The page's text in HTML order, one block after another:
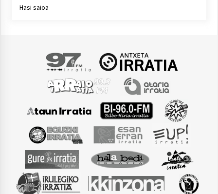
Hasi saioa